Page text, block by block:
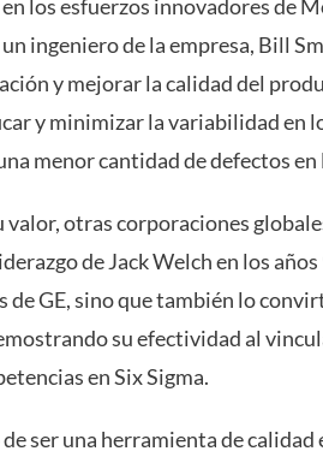
los esfuerzos innovadores de
ingeniero de la empresa, Bill
y mejorar la calidad del
y minimizar la variabilidad en
menor cantidad de defectos
otras corporaciones
de Jack Welch en los
GE, sino que también lo
su efectividad al
en Six Sigma.
ser una herramienta de calidad